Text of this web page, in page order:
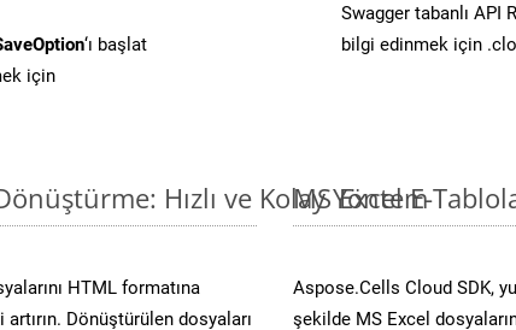
‘ı başlat
için
Swagger tabanlı API
bilgi edinmek için
Hızlı ve Kolay Yöntem
HTML formatına
Dönüştürülen dosyaları
MS Excel E-
Aspose.Cells Cloud SDK,
şekilde MS Excel